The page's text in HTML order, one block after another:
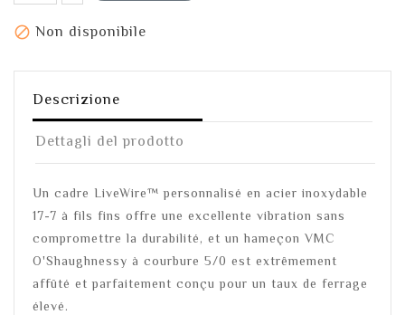
 Non disponibile
Descrizione
Dettagli del prodotto
Un cadre LiveWire™ personnalisé en acier inoxydable
17-7 à fils fins offre une excellente vibration sans
compromettre la durabilité, et un hameçon VMC
O'Shaughnessy à courbure 5/0 est extrêmement
affûté et parfaitement conçu pour un taux de ferrage
élevé.